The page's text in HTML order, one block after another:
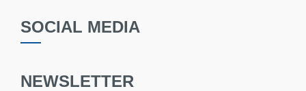
SOCIAL MEDIA
NEWSLETTER